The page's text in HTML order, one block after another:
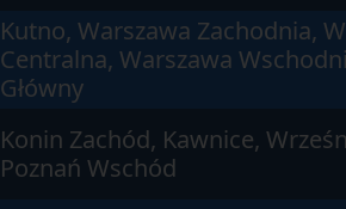
Kutno, Warszawa Zachodnia,
Centralna, Warszawa
Główny
Konin Zachód, Kawnice,
Poznań Wschód